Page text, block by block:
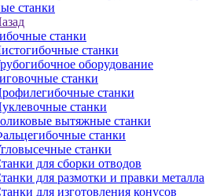
станки
станки
станки
оборудование
станки
станки
станки
вытяжные станки
станки
станки
для сборки отводов
для размотки и правки металла
для изготовления конусов